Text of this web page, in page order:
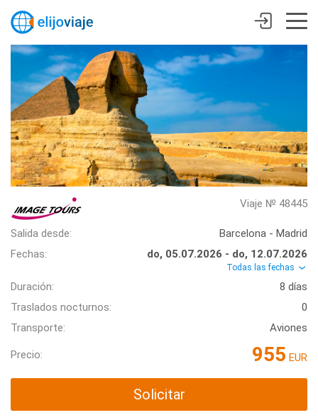
Viaje № 48445
Salida desde:
Barcelona - Madrid
Fechas:
do, 05.07.2026 - do, 12.07.2026
Todas las fechas
Duración:
8 días
Traslados nocturnos:
0
Transporte:
Aviones
Precio: 955 EUR
Solicitar